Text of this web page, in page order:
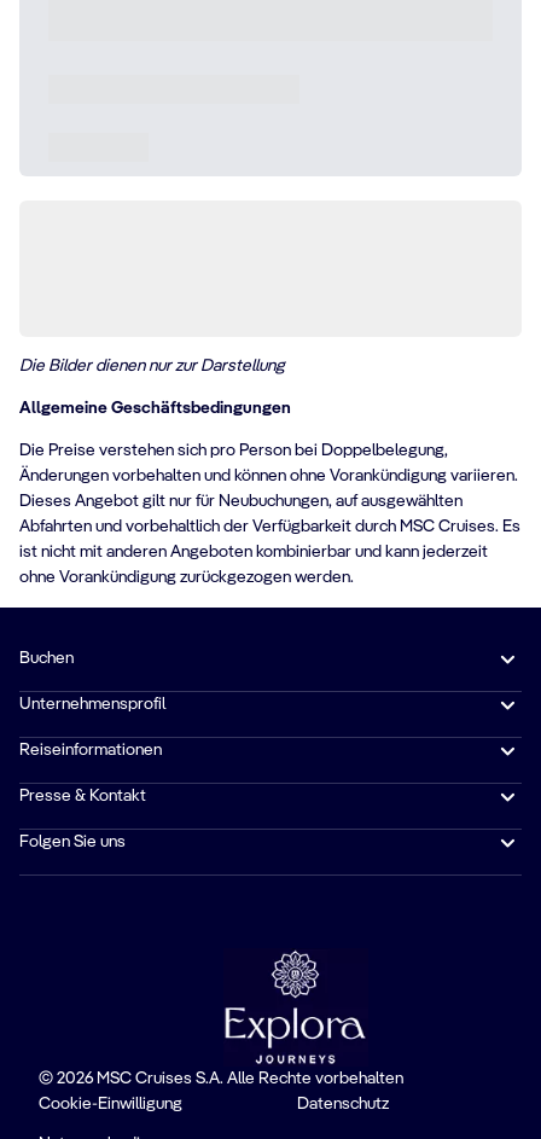
Die Bilder dienen nur zur Darstellung
Allgemeine Geschäftsbedingungen
Die Preise verstehen sich pro Person bei Doppelbelegung,
Änderungen vorbehalten und können ohne Vorankündigung variieren.
Dieses Angebot gilt nur für Neubuchungen, auf ausgewählten
Abfahrten und vorbehaltlich der Verfügbarkeit durch MSC Cruises. Es
ist nicht mit anderen Angeboten kombinierbar und kann jederzeit
ohne Vorankündigung zurückgezogen werden.
Buchen
Unternehmensprofil
Reiseinformationen
Presse & Kontakt
Folgen Sie uns
© 2026 MSC Cruises S.A. Alle Rechte vorbehalten
Cookie-Einwilligung
Datenschutz